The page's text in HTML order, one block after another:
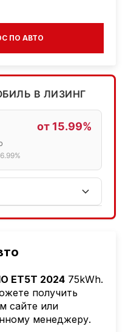
ET5T 2024 75kWh.
получить
сайте или
менеджеру.
ПО АВТО
В ЛИЗИНГ
от 15.99%
| EUR 6.99%
18.9%